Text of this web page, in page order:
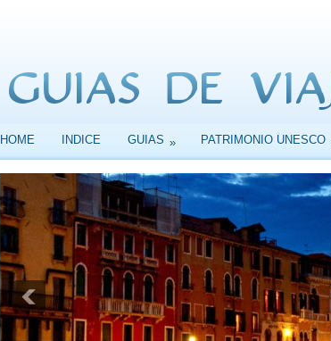
HOME INDICE GUIAS » PATRIMONIO UNESCO